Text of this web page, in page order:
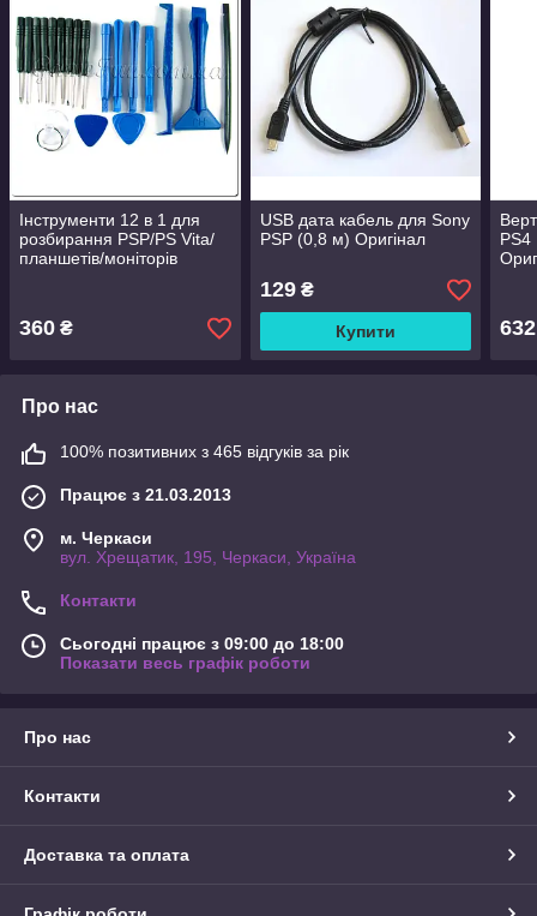
Інструменти 12 в 1 для
розбирання PSP/PS Vita/
планшетів/моніторів
360 ₴
USB дата кабель для Sony
PSP (0,8 м) Оригінал
129₴
Купити
PS4
632
Про нас
100% позитивних з 465 відгуків за рік
Працює з 21.03.2013
м. Черкаси
вул. Хрещатик, 195, Черкаси, Україна
Контакти
Сьогодні працює з 09:00 до 18:00
Показати весь графік роботи
Про нас
Контакти
Доставка та оплата